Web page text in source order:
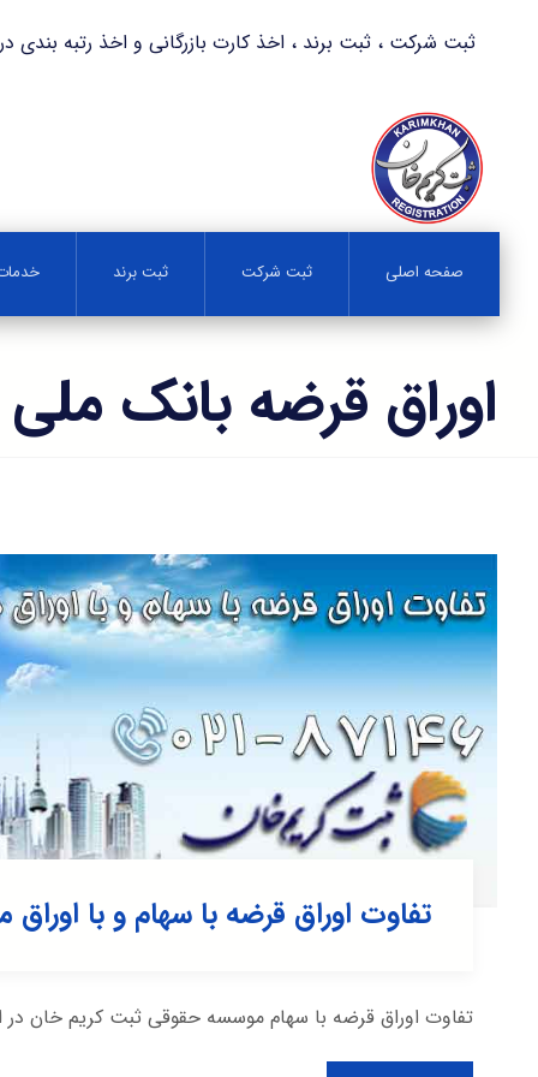
ثبت شرکت ، ثبت برند ، اخذ کارت بازرگانی و اخذ رتبه بندی در کمترین
صفحه اصلی ثبت شرکت ثبت برند
اوراق قرضه بانک ملی
تفاوت اوراق قرضه با سهام و با
تفاوت اوراق قرضه با سهام موسسه حقوقی ثبت کریم خان در